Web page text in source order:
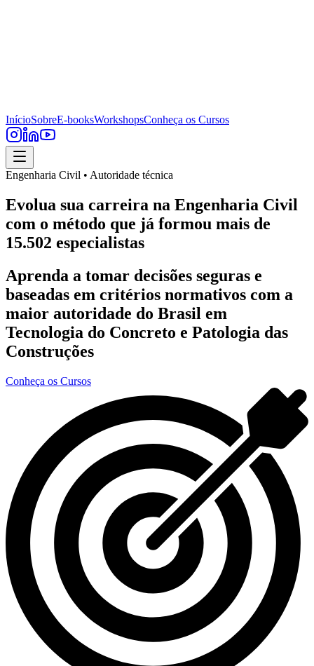
InícioSobreE-booksWorkshopsConheça os Cursos
Engenharia Civil • Autoridade técnica
Evolua sua carreira na Engenharia Civil
com o método que já formou mais de
15.502 especialistas
Aprenda a tomar decisões seguras e
baseadas em critérios normativos com a
maior autoridade do Brasil em
Tecnologia do Concreto e Patologia das
Construções
Conheça os Cursos